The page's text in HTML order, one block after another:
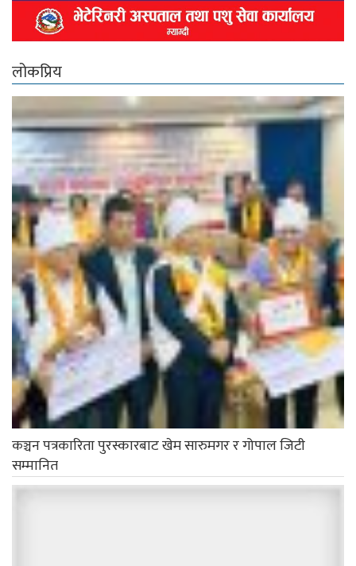
लोकप्रिय
कञ्चन पत्रकारिता पुरस्कारबाट खेम सारुमगर र गोपाल जिटी
सम्मानित